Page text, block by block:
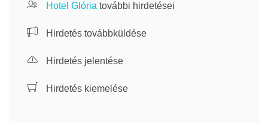
Hotel Glória további hirdetései
Hirdetés továbbküldése
Hirdetés jelentése
Hirdetés kiemelése